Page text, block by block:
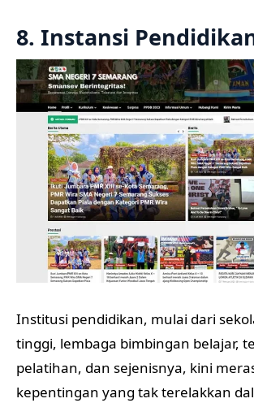
8. Instansi
Institusi pendidikan, mulai dari
tinggi, lembaga bimbingan belajar,
pelatihan, dan sejenisnya, kini
kepentingan yang tak terelakkan